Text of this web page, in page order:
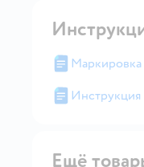
Маркировка
Инструкция
Ещё